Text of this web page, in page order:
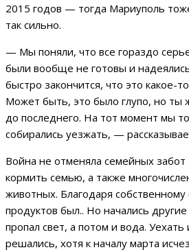
2015 годов — тогда Мариуполь
так сильно.
— Мы поняли, что все гораздо
были вообще не готовы и
быстро закончится, что это какое-
Может быть, это было глупо, но ты
до последнего. На тот момент мы
собирались уезжать, —
Война не отменяла семейных
кормить семью, а также
животных. Благодаря собственному
продуктов был.. Но начались
пропал свет, а потом и вода. Уехать
решались, хотя к началу марта